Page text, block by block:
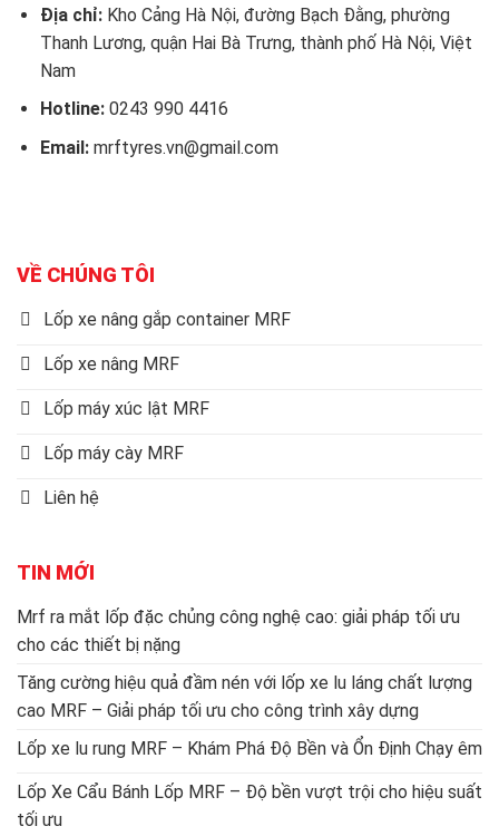
Địa chỉ:Kho Cảng Hà Nội, đường Bạch Đằng, phường
Thanh Lương, quận Hai Bà Trưng, thành phố Hà Nội, Việt
Nam
Hotline: 0243 990 4416
Email: mrftyres.vn@gmail.com
VỀ CHÚNG TÔI
Lốp xe nâng gắp container MRF
Lốp xe nâng MRF
Lốp máy xúc lật MRF
Lốp máy cày MRF
Liên hệ
TIN MỚI
Mrf ra mắt lốp đặc chủng công nghệ cao: giải pháp tối ưu
cho các thiết bị nặng
Tăng cường hiệu quả đầm nén với lốp xe lu láng chất lượng
cao MRF – Giải pháp tối ưu cho công trình xây dựng
Lốp xe lu rung MRF – Khám Phá Độ Bền và Ổn Định Chạy êm
Lốp Xe Cẩu Bánh Lốp MRF – Độ bền vượt trội cho hiệu suất
tối ưu